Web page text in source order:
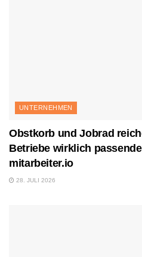
UNTERNEHMEN
Obstkorb und Jobrad
Betriebe wirklich
mitarbeiter.io
28. JULI 2026